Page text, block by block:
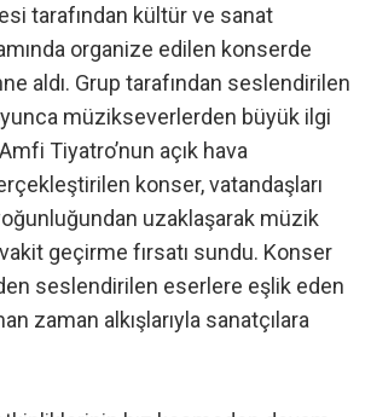
tarafından kültür ve sanat
organize edilen konserde
aldı. Grup tarafından seslendirilen
müzikseverlerden büyük ilgi
Tiyatro’nun açık hava
konser, vatandaşları
uzaklaşarak müzik
geçirme fırsatı sundu. Konser
seslendirilen eserlere eşlik eden
zaman alkışlarıyla sanatçılara